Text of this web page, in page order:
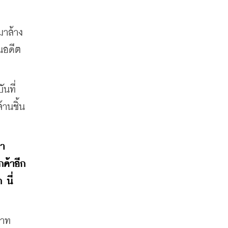
ล้าง
อดีต
นที่
านชิ้น
ค้าอีก
นี่
ท